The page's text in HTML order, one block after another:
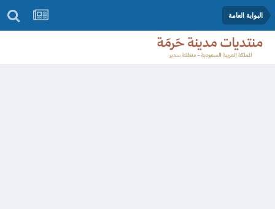
البوابة العامة